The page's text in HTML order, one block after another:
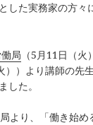
した実務家の方々
局 （5月11日（
））より講師の先
した。
より、「働き始め